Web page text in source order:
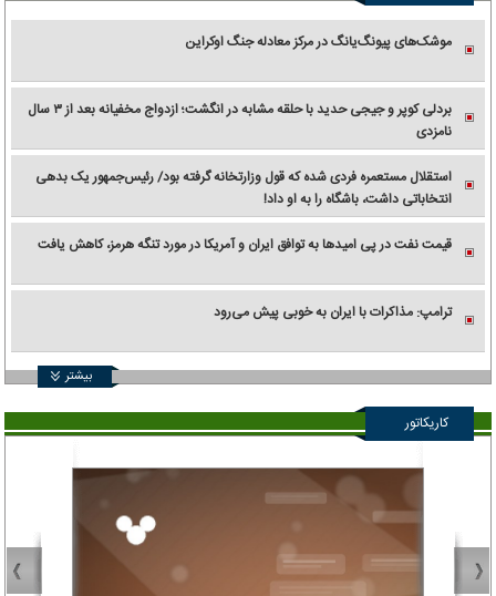
موشک‌های پیونگ‌یانگ در مرکز معادله جنگ اوکراین
بردلی کوپر و جیجی حدید با حلقه‌ مشابه در انگشت؛ ازدواج مخفیانه بعد از ۳ سال
نامزدی
استقلال مستعمره فردی شده که قول وزارتخانه گرفته بود/ رئیس‌جمهور یک بدهی
انتخاباتی داشت، باشگاه را به او داد!
قیمت نفت در پی امیدها به توافق ایران و آمریکا در مورد تنگه هرمز، کاهش یافت
ترامپ: مذاکرات با ایران به خوبی پیش می‌رود
بیشتر
کاریکاتور